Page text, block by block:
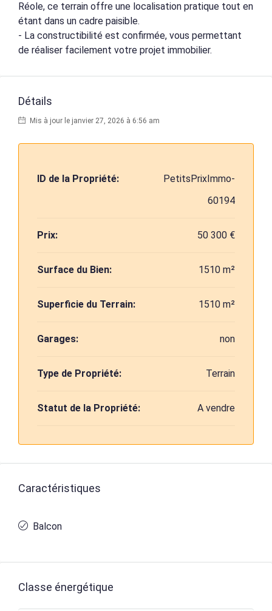
Réole, ce terrain offre une localisation pratique tout en
étant dans un cadre paisible.
- La constructibilité est confirmée, vous permettant
de réaliser facilement votre projet immobilier.
Détails
Mis à jour le janvier 27, 2026 à 6:56 am
ID de la Propriété:
PetitsPrixImmo-
60194
Prix: 50 300 €
Surface du Bien: 1510 m²
Superficie du Terrain: 1510 m²
Garages: non
Type de Propriété: Terrain
Statut de la Propriété: A vendre
Caractéristiques
Balcon
Classe énergétique